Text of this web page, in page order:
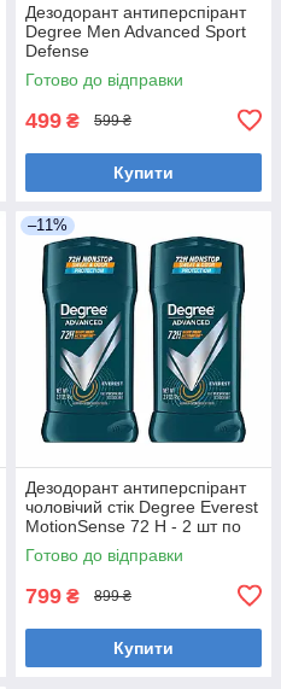
Дезодорант антиперспірант
Degree Men Advanced Sport
Defense
Готово до відправки
499 ₴ 599 ₴
Купити
–11%
Дезодорант антиперспірант
чоловічий стік Degree Everest
MotionSense 72 H - 2 шт по
76 грам
Готово до відправки
799 ₴ 899 ₴
Купити